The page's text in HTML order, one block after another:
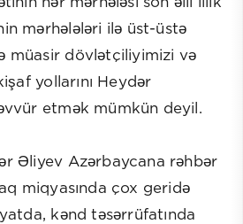
hər mərhələsi son əlli illik
mərhələləri ilə üst-üstə
müasir dövlətçiliyimizi və
yollarını Heydər
etmək mümkün deyil.
Əliyev Azərbaycana rəhbər
miqyasında çox geridə
kənd təsərrüfatında